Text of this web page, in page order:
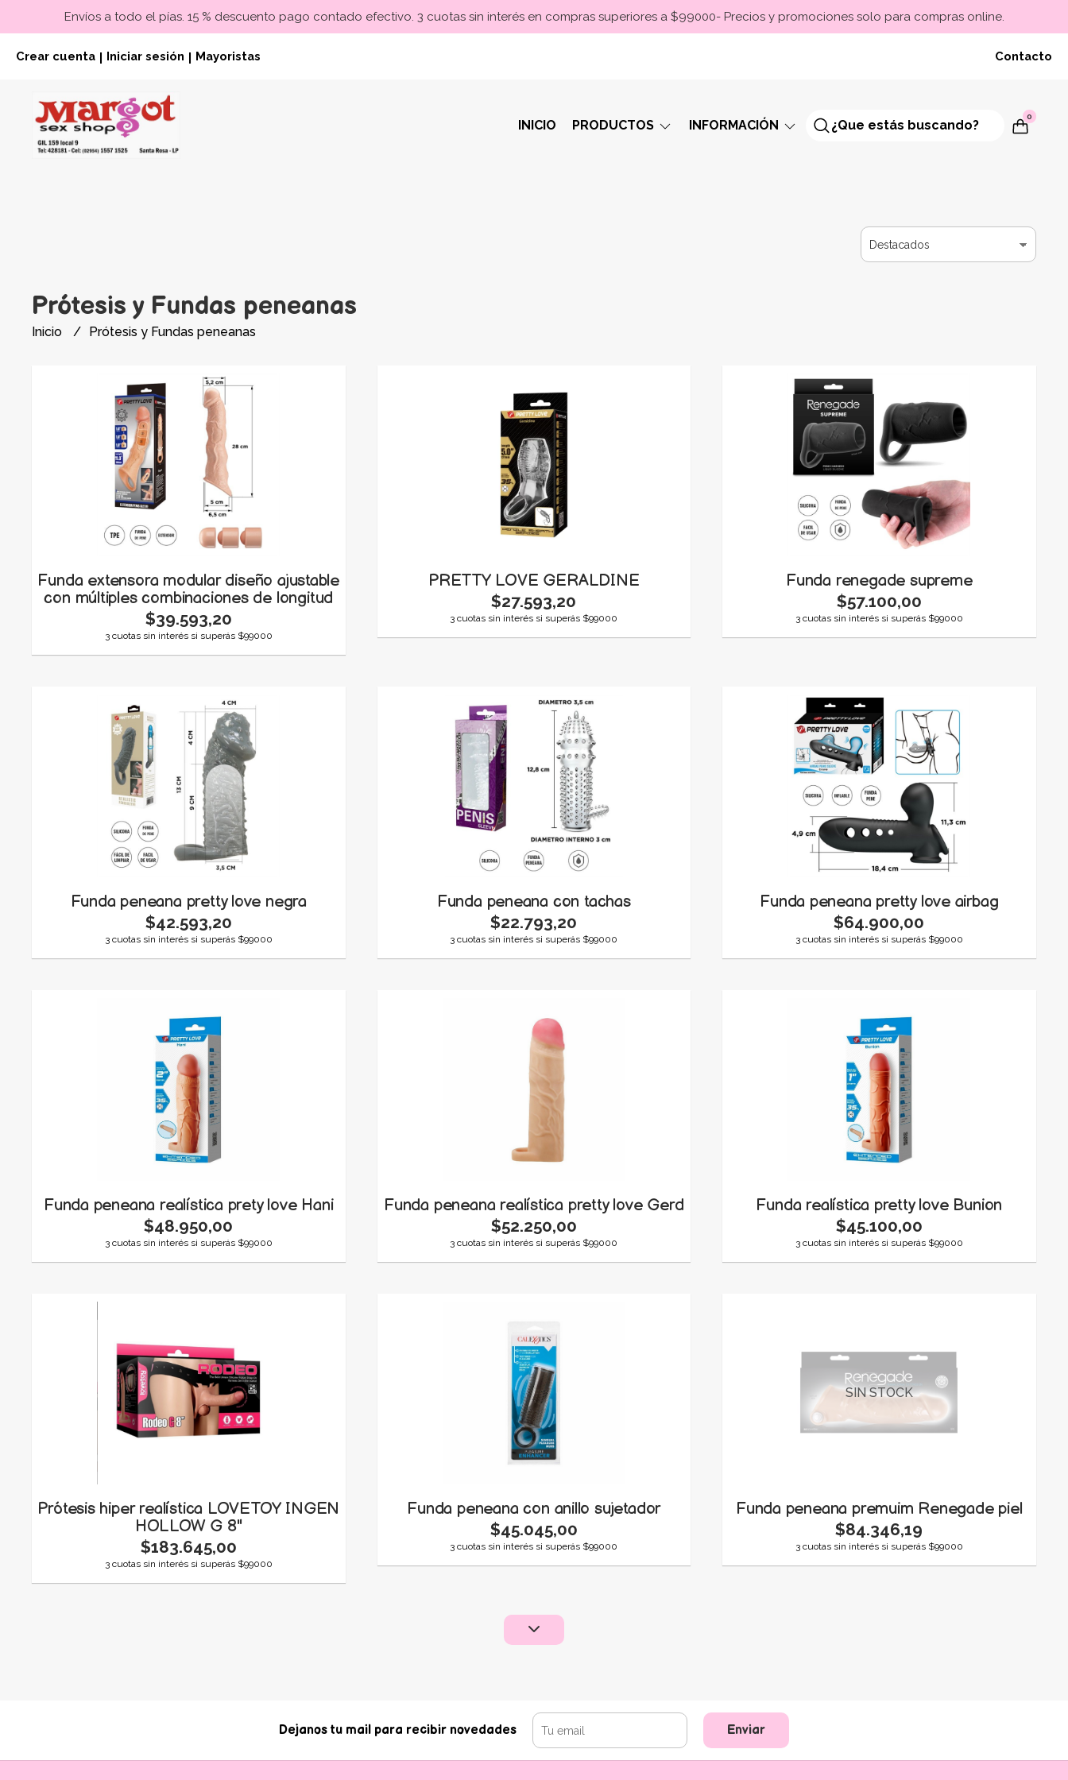
Envíos a todo el pías. 15 % descuento pago contado efectivo. 3 cuotas sin interés en compras superiores a $99000- Precios y promociones solo para compras online.
Crear cuenta Iniciar sesión Mayoristas Contacto
INICIO PRODUCTOS INFORMACIÓN
0
Prótesis y Fundas peneanas
Inicio Prótesis y Fundas peneanas
Funda extensora modular diseño ajustable
con múltiples combinaciones de longitud
$39.593,20
3 cuotas sin interés si superás $99000
PRETTY LOVE GERALDINE
$27.593,20
3 cuotas sin interés si superás $99000
Funda renegade supreme
$57.100,00
3 cuotas sin interés si superás $99000
Funda peneana pretty love negra
$42.593,20
3 cuotas sin interés si superás $99000
Funda peneana con tachas
$22.793,20
3 cuotas sin interés si superás $99000
Funda peneana pretty love airbag
$64.900,00
3 cuotas sin interés si superás $99000
Funda peneana realística prety love Hani
$48.950,00
3 cuotas sin interés si superás $99000
Funda peneana realística pretty love Gerd
$52.250,00
3 cuotas sin interés si superás $99000
Funda realística pretty love Bunion
$45.100,00
3 cuotas sin interés si superás $99000
Prótesis hiper realística LOVETOY INGEN
HOLLOW G 8"
$183.645,00
3 cuotas sin interés si superás $99000
Funda peneana con anillo sujetador
$45.045,00
3 cuotas sin interés si superás $99000
SIN STOCK
Funda peneana premuim Renegade piel
$84.346,19
3 cuotas sin interés si superás $99000
Dejanos tu mail para recibir novedades Enviar